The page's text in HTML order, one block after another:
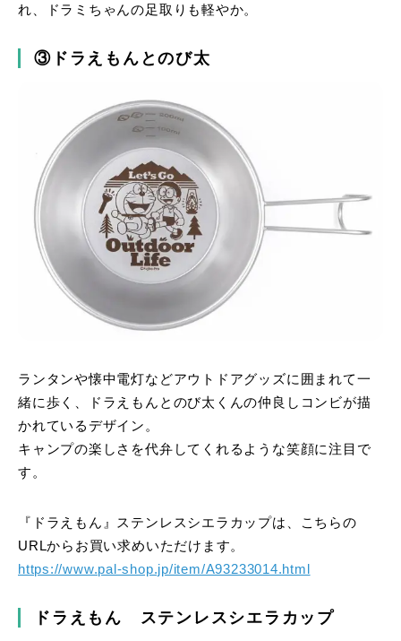
れ、ドラミちゃんの足取りも軽やか。
③ドラえもんとのび太
ランタンや懐中電灯などアウトドアグッズに囲まれて一
緒に歩く、ドラえもんとのび太くんの仲良しコンビが描
かれているデザイン。
キャンプの楽しさを代弁してくれるような笑顔に注目で
す。
『ドラえもん』ステンレスシエラカップは、こちらの
URLからお買い求めいただけます。
https://www.pal-shop.jp/item/A93233014.html
ドラえもん ステンレスシエラカップ